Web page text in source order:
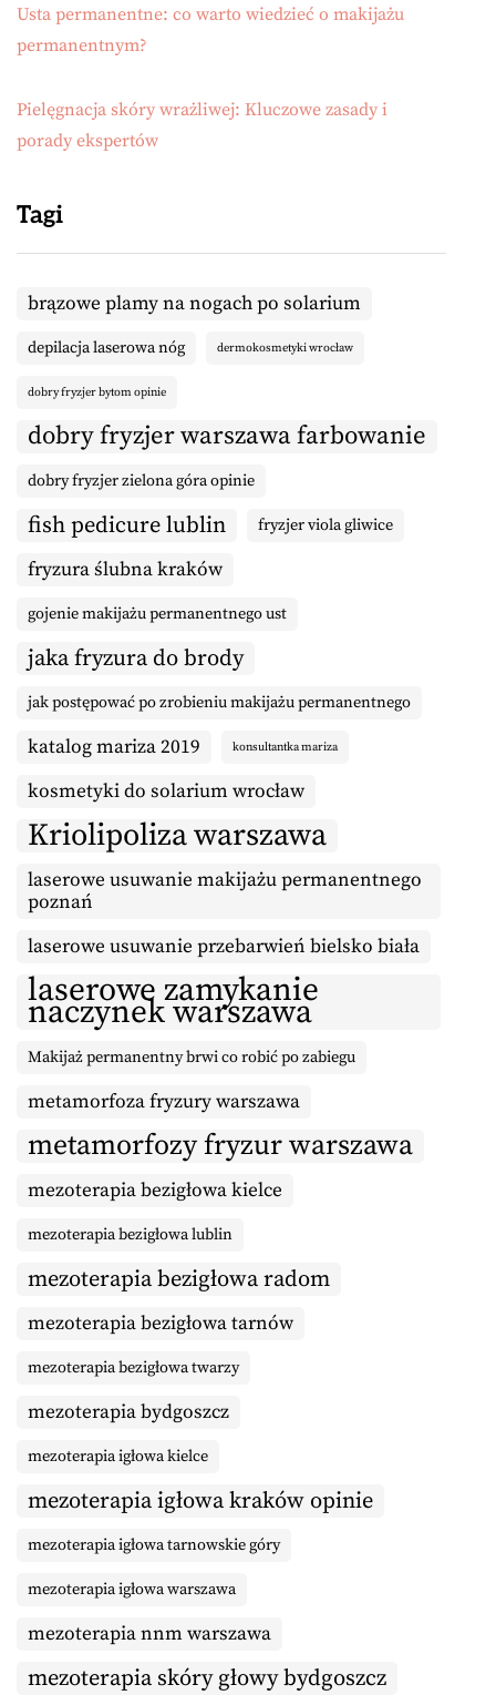
Usta permanentne: co warto wiedzieć o makijażu
permanentnym?
Pielęgnacja skóry wrażliwej: Kluczowe zasady i
porady ekspertów
Tagi
brązowe plamy na nogach po solarium
depilacja laserowa nóg dermokosmetyki wrocław
dobry fryzjer bytom opinie
dobry fryzjer warszawa farbowanie
dobry fryzjer zielona góra opinie
fish pedicure lublin fryzjer viola gliwice
fryzura ślubna kraków
gojenie makijażu permanentnego ust
jaka fryzura do brody
jak postępować po zrobieniu makijażu permanentnego
katalog mariza 2019 konsultantka mariza
kosmetyki do solarium wrocław
Kriolipoliza warszawa
laserowe usuwanie makijażu permanentnego
poznań
laserowe usuwanie przebarwień bielsko biała
laserowe zamykanie
naczynek warszawa
Makijaż permanentny brwi co robić po zabiegu
metamorfoza fryzury warszawa
metamorfozy fryzur warszawa
mezoterapia bezigłowa kielce
mezoterapia bezigłowa lublin
mezoterapia bezigłowa radom
mezoterapia bezigłowa tarnów
mezoterapia bezigłowa twarzy
mezoterapia bydgoszcz
mezoterapia igłowa kielce
mezoterapia igłowa kraków opinie
mezoterapia igłowa tarnowskie góry
mezoterapia igłowa warszawa
mezoterapia nnm warszawa
mezoterapia skóry głowy bydgoszcz